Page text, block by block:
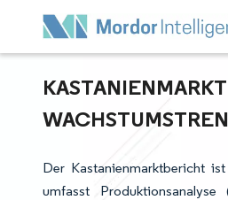
KASTANIENMARKT
Der Kastanienmarktbericht
umfasst